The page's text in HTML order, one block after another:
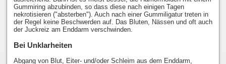
Gummiring abzubinden, so dass diese nach einigen Tagen
nekrotisieren ("absterben"). Auch nach einer Gummiligatur treten in
der Regel keine Beschwerden auf. Das Bluten, Nässen und oft auch
der Juckreiz am Enddarm verschwinden.
Bei Unklarheiten
Abgang von Blut, Eiter- und/oder Schleim aus dem Enddarm,